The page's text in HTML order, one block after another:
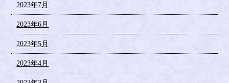
2023年7月
2023年6月
2023年5月
2023年4月